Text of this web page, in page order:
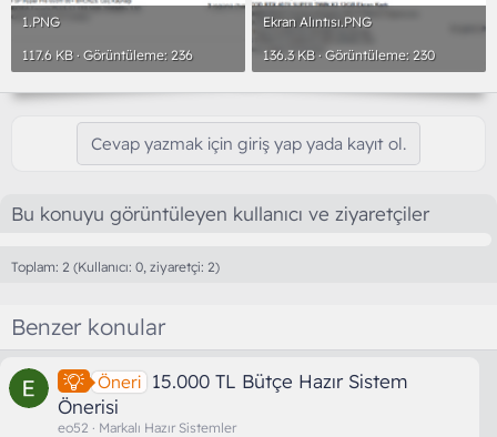
1.PNG
117.6 KB · Görüntüleme: 236
Ekran Alıntısı.PNG
136.3 KB · Görüntüleme: 230
Cevap yazmak için giriş yap yada kayıt ol.
Bu konuyu görüntüleyen kullanıcı ve ziyaretçiler
Toplam: 2 (Kullanıcı: 0, ziyaretçi: 2)
Benzer konular
Öneri 15.000 TL Bütçe Hazır Sistem
Önerisi
eo52
Markalı Hazır Sistemler